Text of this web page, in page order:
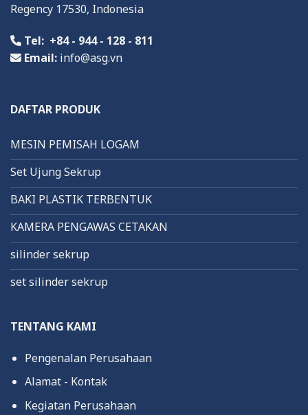
Regency 17530, Indonesia
Tel: +84 - 944 - 128 - 811
Email: info@asg.vn
DAFTAR PRODUK
MESIN PEMISAH LOGAM
Set Ujung Sekrup
BAKI PLASTIK TERBENTUK
KAMERA PENGAWAS CETAKAN
silinder sekrup
set silinder sekrup
TENTANG KAMI
Pengenalan Perusahaan
Alamat - Kontak
Kegiatan Perusahaan